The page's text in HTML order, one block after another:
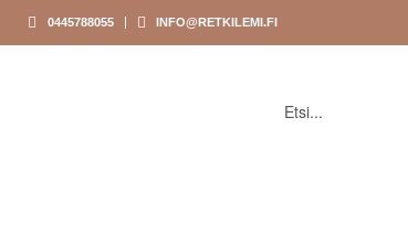
0445788055 INFO@RETKILEMI.FI